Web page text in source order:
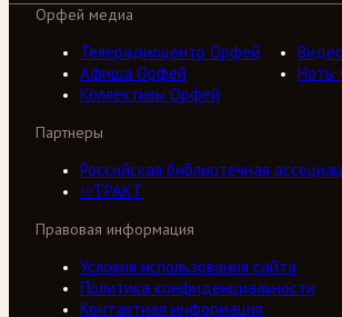
Орфей медиа
Телерадиоцентр Орфей
Афиша Орфей
Ноты
Коллективы Орфей
Партнеры
Российская библиотечная
///ТРАКТ
Правовая информация
Условия использования сайта
Политика конфиденциальности
Контактная информация